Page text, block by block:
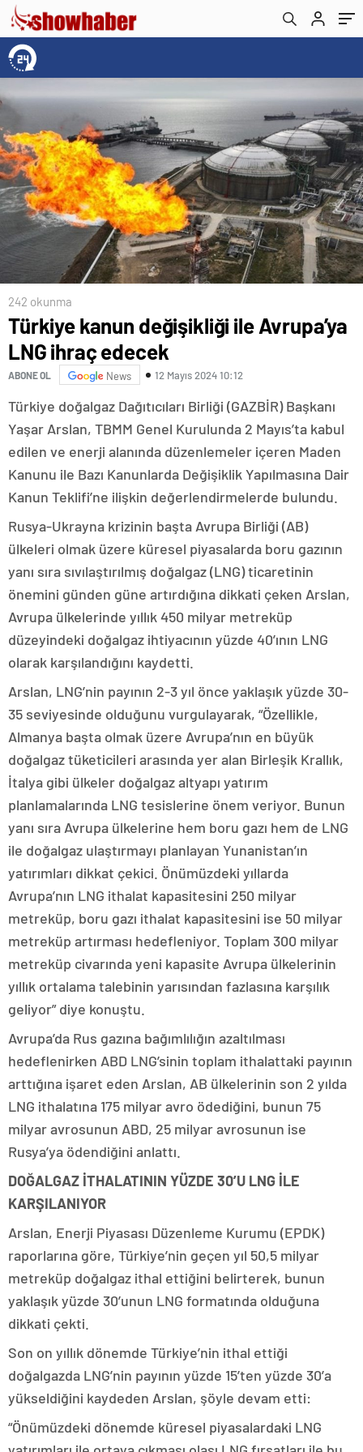
242 okunma
Türkiye kanun değişikliği ile Avrupa’ya
LNG ihraç edecek
ABONE OL News 12 Mayıs 2024 10:12
Türkiye doğalgaz Dağıtıcıları Birliği (GAZBİR) Başkanı
Yaşar Arslan, TBMM Genel Kurulunda 2 Mayıs’ta kabul
edilen ve enerji alanında düzenlemeler içeren Maden
Kanunu ile Bazı Kanunlarda Değişiklik Yapılmasına Dair
Kanun Teklifi’ne ilişkin değerlendirmelerde bulundu.
Rusya-Ukrayna krizinin başta Avrupa Birliği (AB)
ülkeleri olmak üzere küresel piyasalarda boru gazının
yanı sıra sıvılaştırılmış doğalgaz (LNG) ticaretinin
önemini günden güne artırdığına dikkati çeken Arslan,
Avrupa ülkelerinde yıllık 450 milyar metreküp
düzeyindeki doğalgaz ihtiyacının yüzde 40’ının LNG
olarak karşılandığını kaydetti.
Arslan, LNG’nin payının 2-3 yıl önce yaklaşık yüzde 30-
35 seviyesinde olduğunu vurgulayarak, “Özellikle,
Almanya başta olmak üzere Avrupa’nın en büyük
doğalgaz tüketicileri arasında yer alan Birleşik Krallık,
İtalya gibi ülkeler doğalgaz altyapı yatırım
planlamalarında LNG tesislerine önem veriyor. Bunun
yanı sıra Avrupa ülkelerine hem boru gazı hem de LNG
ile doğalgaz ulaştırmayı planlayan Yunanistan’ın
yatırımları dikkat çekici. Önümüzdeki yıllarda
Avrupa’nın LNG ithalat kapasitesini 250 milyar
metreküp, boru gazı ithalat kapasitesini ise 50 milyar
metreküp artırması hedefleniyor. Toplam 300 milyar
metreküp civarında yeni kapasite Avrupa ülkelerinin
yıllık ortalama talebinin yarısından fazlasına karşılık
geliyor” diye konuştu.
Avrupa’da Rus gazına bağımlılığın azaltılması
hedeflenirken ABD LNG’sinin toplam ithalattaki payının
arttığına işaret eden Arslan, AB ülkelerinin son 2 yılda
LNG ithalatına 175 milyar avro ödediğini, bunun 75
milyar avrosunun ABD, 25 milyar avrosunun ise
Rusya’ya ödendiğini anlattı.
DOĞALGAZ İTHALATININ YÜZDE 30’U LNG İLE
KARŞILANIYOR
Arslan, Enerji Piyasası Düzenleme Kurumu (EPDK)
raporlarına göre, Türkiye’nin geçen yıl 50,5 milyar
metreküp doğalgaz ithal ettiğini belirterek, bunun
yaklaşık yüzde 30’unun LNG formatında olduğuna
dikkati çekti.
Son on yıllık dönemde Türkiye’nin ithal ettiği
doğalgazda LNG’nin payının yüzde 15’ten yüzde 30’a
yükseldiğini kaydeden Arslan, şöyle devam etti:
“Önümüzdeki dönemde küresel piyasalardaki LNG